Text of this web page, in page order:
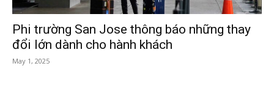
Phi trường San Jose thông báo những thay
đổi lớn dành cho hành khách
May 1, 2025